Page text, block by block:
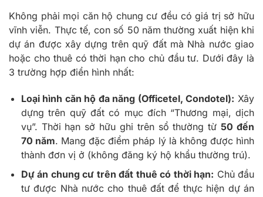
Không phải mọi căn hộ chung cư đều có giá trị sở hữu
vĩnh viễn. Thực tế, con số 50 năm thường xuất hiện khi
dự án được xây dựng trên quỹ đất mà Nhà nước giao
hoặc cho thuê có thời hạn cho chủ đầu tư. Dưới đây là
3 trường hợp điển hình nhất:
Loại hình căn hộ đa năng (Officetel, Condotel): Xây
dựng trên quỹ đất có mục đích “Thương mại, dịch
vụ”. Thời hạn sở hữu ghi trên sổ thường từ50 đến
70 năm. Mang đặc điểm pháp lý là không được hình
thành đơn vị ở (không đăng ký hộ khẩu thường trú).
Dự án chung cư trên đất thuê có thời hạn: Chủ đầu
tư được Nhà nước cho thuê đất để thực hiện dự án